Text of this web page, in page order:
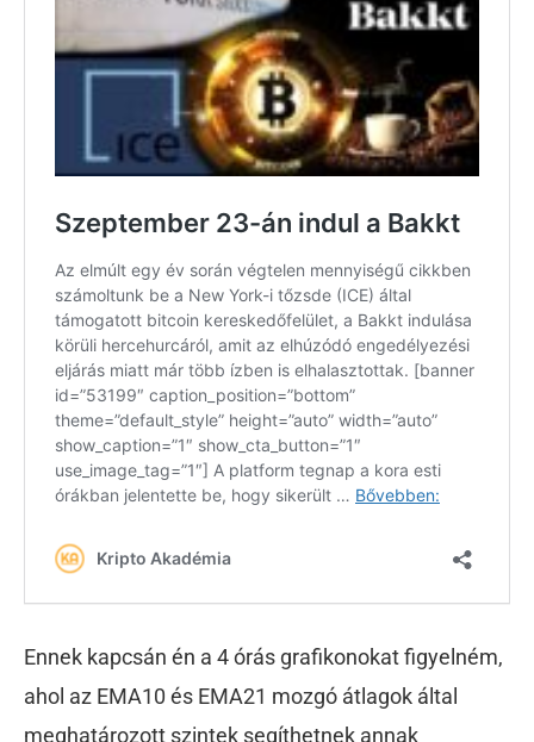
Ennek kapcsán én a 4 órás grafikonokat figyelném,
ahol az EMA10 és EMA21 mozgó átlagok által
meghatározott szintek segíthetnek annak